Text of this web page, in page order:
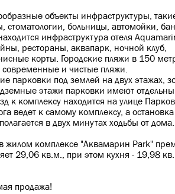
объекты инфраструктуры,
стоматологии, больницы, автомойки,
инфраструктура отеля
рестораны, аквапарк, ночной клуб,
корты. Городские пляжи в 150
современные и чистые пляжи.
парковки под землей на двух этажах,
этажи парковки имеют
к комплексу находится на улице
ведет к самому комплексу, а остановка
в двух минутах ходьбы от дома.
жилом комплексе "Аквамарин Park"
29,06 кв.м., при этом кухня - 19,98
продажа!